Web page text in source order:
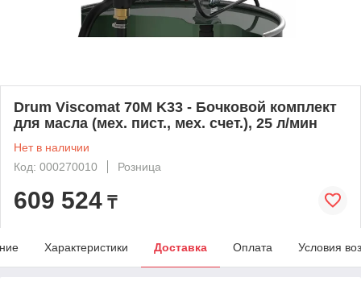
Drum Viscomat 70M K33 - Бочковой комплект
для масла (мех. пист., мех. счет.), 25 л/мин
Нет в наличии
Код: 000270010
Розница
609 524 ₸
Характеристики Доставка Оплата Условия